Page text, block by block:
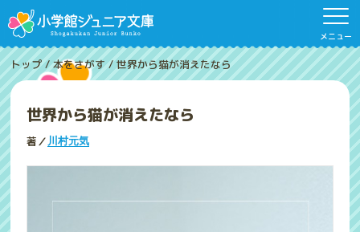
メニュー
トップ /本をさがす /世界から猫が消えたなら
世界から猫が消えたなら
著／川村元気